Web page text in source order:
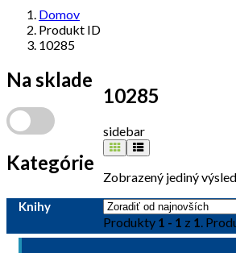
Domov
Produkt ID
10285
10285
sidebar
Zobrazený jediný
Produkty 1 - 1 z 1.
Na sklade
Kategórie
Knihy